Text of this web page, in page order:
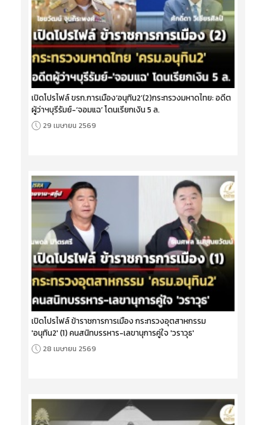
เปิดโปรไฟล์ ขรก.การเมือง‘อนุทิน2’(2)กระทรวงมหาดไทย: อดีต
ผู้ว่าฯบุรีรัมย์-‘จอมแฉ’ โดนเรียกเงิน 5 ล.
29 เมษายน 2569
เปิดโปรไฟล์ ข้าราชการการเมือง กระทรวงอุตสาหกรรม
'อนุทิน2' (1) คนสนิทบรรหาร-เลขานุการคู่ใจ 'วราวุธ'
28 เมษายน 2569